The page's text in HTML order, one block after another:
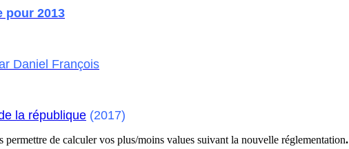
pour 2013
Daniel François
la république (2017)
de calculer vos plus/moins values suivant la nouvelle réglementation.